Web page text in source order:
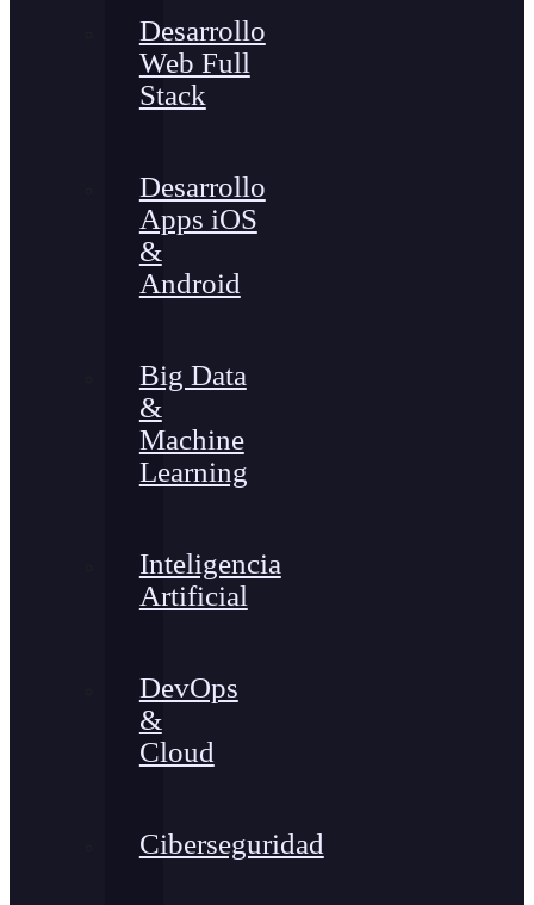
Desarrollo
Web Full
Stack
Desarrollo
Apps iOS
&
Android
Big Data
&
Machine
Learning
Inteligencia
Artificial
DevOps
&
Cloud
Ciberseguridad